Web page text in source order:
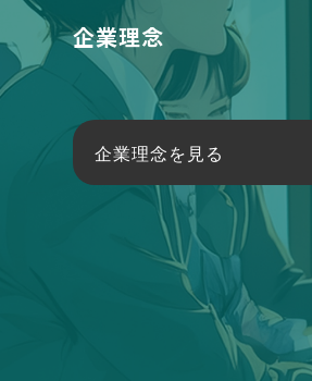
企業理念
企業理念を見る